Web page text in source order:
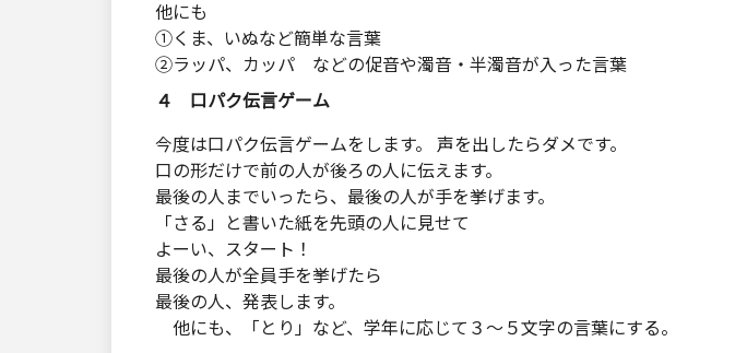
他にも
①くま、いぬなど簡単な言葉
②ラッパ、カッパ などの促音や濁音・半濁音が入った言葉
４ 口パク伝言ゲーム
今度は口パク伝言ゲームをします。 声を出したらダメです。
口の形だけで前の人が後ろの人に伝えます。
最後の人までいったら、最後の人が手を挙げます。
「さる」と書いた紙を先頭の人に見せて
よーい、スタート！
最後の人が全員手を挙げたら
最後の人、発表します。
他にも、「とり」など、学年に応じて３～５文字の言葉にする。